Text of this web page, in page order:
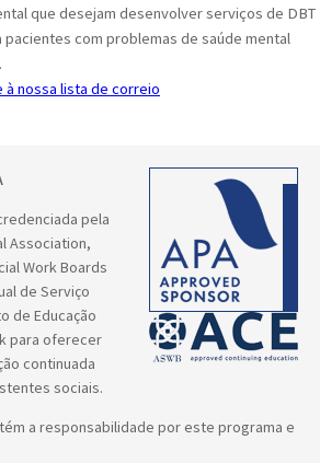
que desejam desenvolver serviços de DBT
com problemas de saúde mental
à nossa lista de correio
pela
Association,
Work Boards
de Serviço
de Educação
para oferecer
continuada
sociais.
a responsabilidade por este programa e